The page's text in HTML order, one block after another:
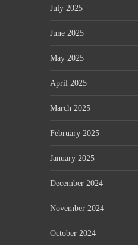
July 2025
June 2025
May 2025
April 2025
March 2025
February 2025
January 2025
December 2024
November 2024
October 2024